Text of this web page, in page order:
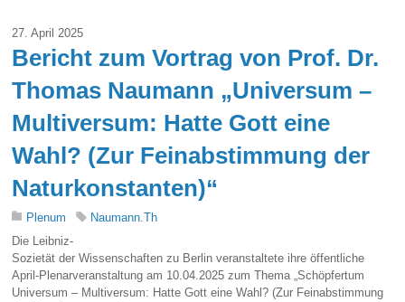
27. April 2025
Bericht zum Vortrag von Prof. Dr.
Thomas Naumann „Universum –
Multiversum: Hatte Gott eine
Wahl? (Zur Feinabstimmung der
Naturkonstanten)“
Plenum
Naumann.Th
Die Leibniz-
Sozietät der Wissenschaften zu Berlin veranstaltete ihre öffentliche
April-Plenarveranstaltung am 10.04.2025 zum Thema „Schöpfertum
Universum – Multiversum: Hatte Gott eine Wahl? (Zur Feinabstimmung